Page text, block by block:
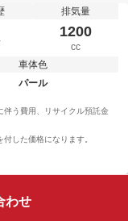
排気量
1200
cc
車体色
パール
伴う費用、リサイクル預託金
した価格になります。
わせ